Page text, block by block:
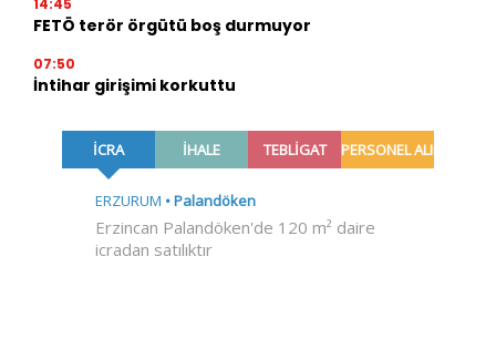
14:45
FETÖ terör örgütü boş durmuyor
07:50
İntihar girişimi korkuttu